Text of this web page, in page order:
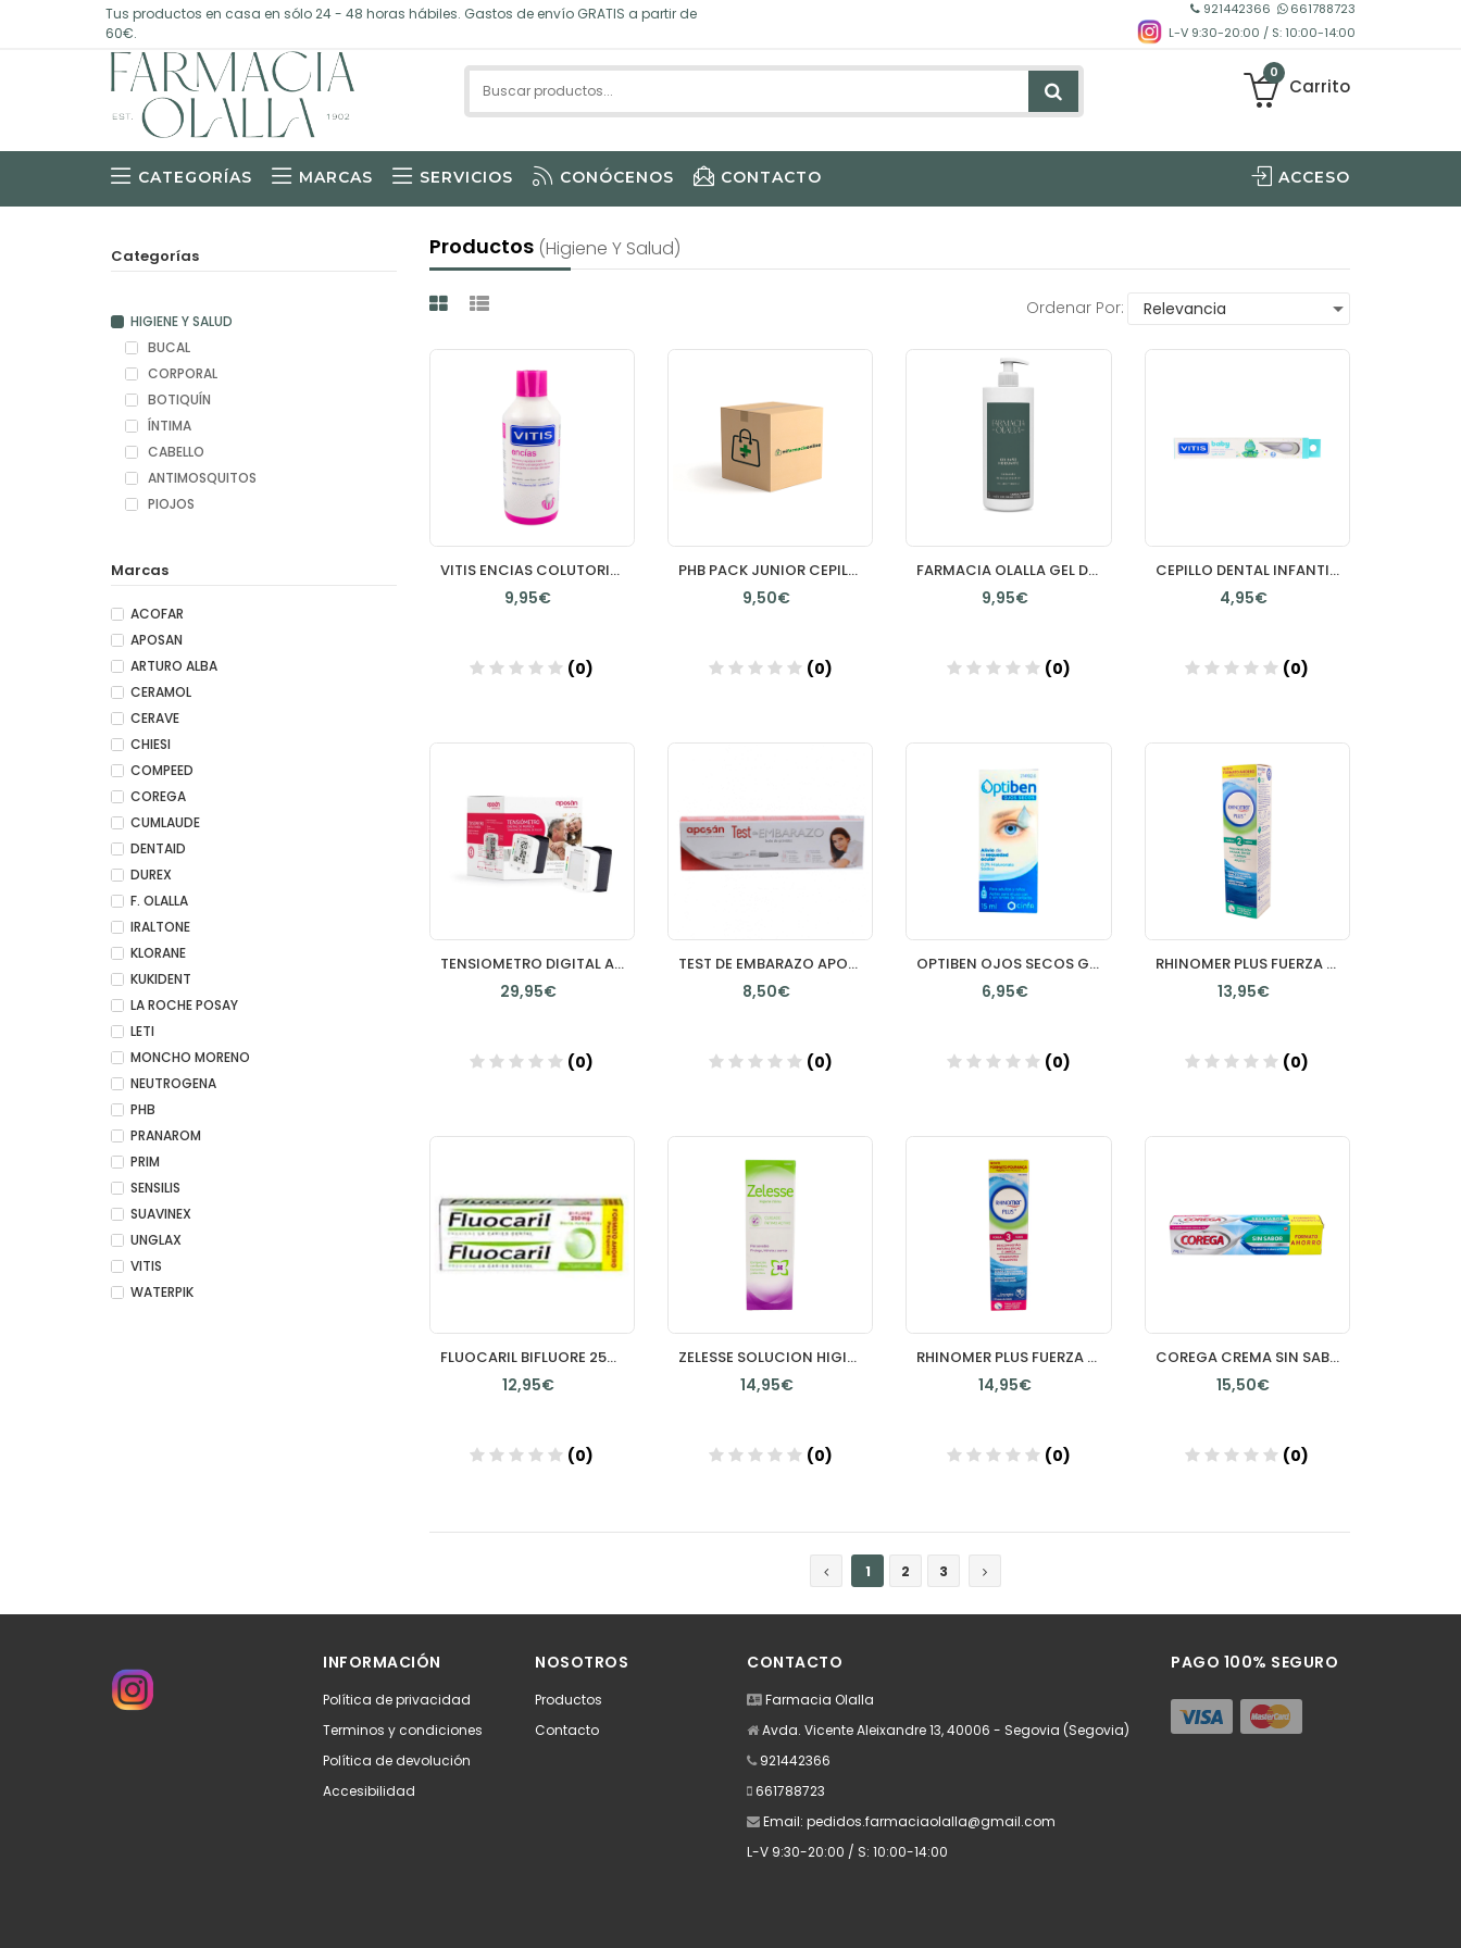
Tus productos en casa en sólo 24 - 48 horas hábiles. Gastos de envío GRATIS a partir de
60€.
921442366
661788723
L-V 9:30-20:00 / S: 10:00-14:00
0
Carrito
CATEGORÍAS MARCAS SERVICIOS CONÓCENOS CONTACTO ACCESO
Productos (higiene Y Salud)
Ordenar Por:
VITIS ENCIAS COLUTORIO BUCAL 1 ENVASE 500 ML
9,95€
(0)
PHB PACK JUNIOR CEPILLO PLUS JUNIOR + PASTA FRESA +REGALO
9,50€
(0)
FARMACIA OLALLA GEL DE BAÑO HIDRATANTE 750 ML CON VALVULA
9,95€
(0)
CEPILLO DENTAL INFANTIL VITIS BABY
4,95€
(0)
TENSIOMETRO DIGITAL APOSAN MUÑECA 1 UNIDAD
29,95€
(0)
TEST DE EMBARAZO APOSAN 1 UNIDAD
8,50€
(0)
OPTIBEN OJOS SECOS GOTAS 1 FRASCO 15 ML
6,95€
(0)
RHINOMER PLUS FUERZA 2 200ML
13,95€
(0)
FLUOCARIL BIFLUORE 250 MG DENTIFRICO 2 TUBOS 125 ML DUPLO SABOR MENTA
12,95€
(0)
ZELESSE SOLUCION HIGIENE INTIMA 1 FRASCO 250 ML
14,95€
(0)
RHINOMER PLUS FUERZA 3 XL 200ML
14,95€
(0)
COREGA CREMA SIN SABOR ADHESIVO PROTESIS DENTAL 1 ENVASE 70 G
15,50€
(0)
1
2 3
Categorías
HIGIENE Y SALUD
BUCAL
CORPORAL
BOTIQUÍN
ÍNTIMA
CABELLO
ANTIMOSQUITOS
PIOJOS
Marcas
ACOFAR
APOSAN
ARTURO ALBA
CERAMOL
CERAVE
CHIESI
COMPEED
COREGA
CUMLAUDE
DENTAID
DUREX
F. OLALLA
IRALTONE
KLORANE
KUKIDENT
LA ROCHE POSAY
LETI
MONCHO MORENO
NEUTROGENA
PHB
PRANAROM
PRIM
SENSILIS
SUAVINEX
UNGLAX
VITIS
WATERPIK
INFORMACIÓN
Política de privacidad
Terminos y condiciones
Política de devolución
Accesibilidad
NOSOTROS
Productos
Contacto
CONTACTO
Farmacia Olalla
Avda. Vicente Aleixandre 13, 40006 - Segovia (Segovia)
921442366
661788723
Email: pedidos.farmaciaolalla@gmail.com
L-V 9:30-20:00 / S: 10:00-14:00
PAGO 100% SEGURO